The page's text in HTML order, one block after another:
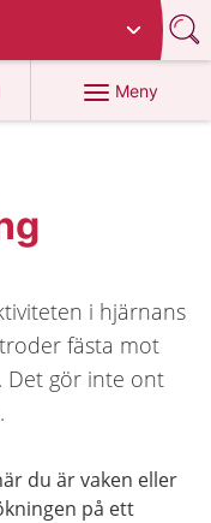
Meny
i hjärnans
fästa mot
Det gör inte ont
du är vaken eller
på ett